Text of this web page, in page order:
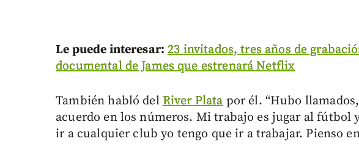
Le puede interesar: 23 invitados, tres años de
documental de James que estrenará Netflix
También habló del River Plata por él. “Hubo
acuerdo en los números. Mi trabajo es jugar al fútbol
ir a cualquier club yo tengo que ir a trabajar. Pienso